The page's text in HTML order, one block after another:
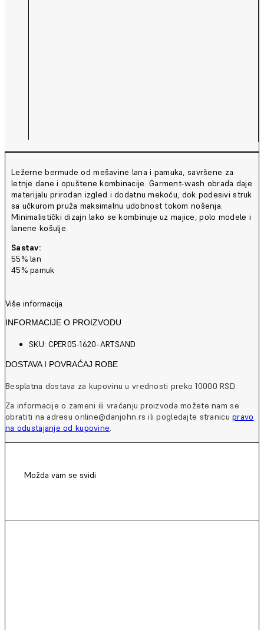
Ležerne bermude od mešavine lana i pamuka, savršene za
letnje dane i opuštene kombinacije. Garment-wash obrada daje
materijalu prirodan izgled i dodatnu mekoću, dok podesivi struk
sa učkurom pruža maksimalnu udobnost tokom nošenja.
Minimalistički dizajn lako se kombinuje uz majice, polo modele i
lanene košulje.
Sastav:
55% lan
45% pamuk
Više informacija
INFORMACIJE O PROIZVODU
SKU: CPER05-1620-ARTSAND
DOSTAVA I POVRAĆAJ ROBE
Besplatna dostava za kupovinu u vrednosti preko 10000 RSD.
Za informacije o zameni ili vraćanju proizvoda možete nam se
obratiti na adresu online@danjohn.rs ili pogledajte stranicupravo
na odustajanje od kupovine.
Možda vam se svidi